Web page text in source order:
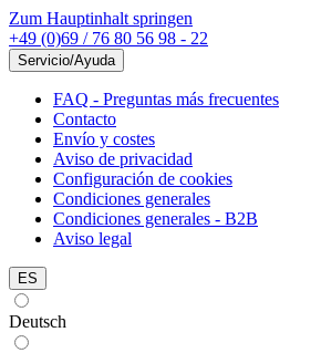
Zum Hauptinhalt springen
+49 (0)69 / 76 80 56 98 - 22
Servicio/Ayuda
FAQ - Preguntas más frecuentes
Contacto
Envío y costes
Aviso de privacidad
Configuración de cookies
Condiciones generales
Condiciones generales - B2B
Aviso legal
ES
Deutsch